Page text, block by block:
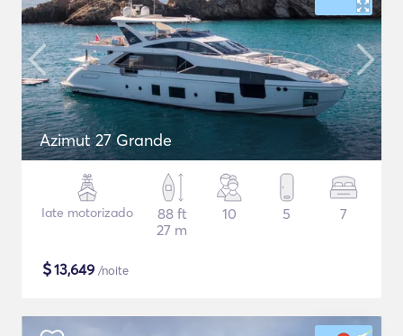
Azimut 27 Grande
Iate motorizado
88 ft
27 m
10 5 7
$13,649 /noite